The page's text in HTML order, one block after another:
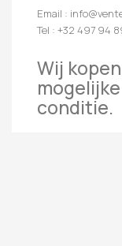
Email :
Tel : +32 497 94
Wij
conditie.